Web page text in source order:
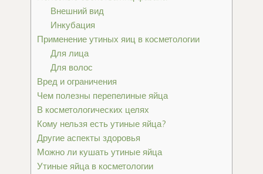
Внешний вид
Инкубация
Применение утиных яиц в косметологии
Для лица
Для волос
Вред и ограничения
Чем полезны перепелиные яйца
В косметологических целях
Кому нельзя есть утиные яйца?
Другие аспекты здоровья
Можно ли кушать утиные яйца
Утиные яйца в косметологии